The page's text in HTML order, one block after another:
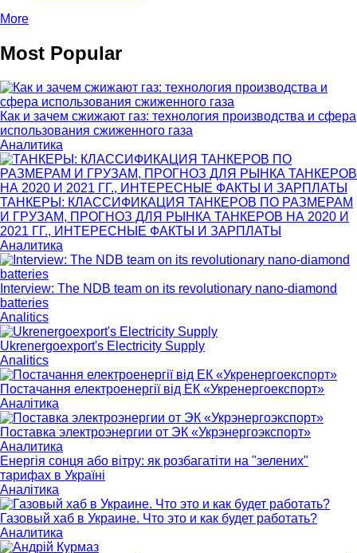
More
Most Popular
Как и зачем сжижают газ: технология производства и сфера
использования сжиженного газа
Аналитика
ТАНКЕРЫ: КЛАССИФИКАЦИЯ ТАНКЕРОВ ПО РАЗМЕРАМ
И ГРУЗАМ, ПРОГНОЗ ДЛЯ РЫНКА ТАНКЕРОВ НА 2020 И
2021 ГГ., ИНТЕРЕСНЫЕ ФАКТЫ И ЗАРПЛАТЫ
Аналитика
Interview: The NDB team on its revolutionary nano-diamond
batteries
Analitics
Ukrenergoexport's Electricity Supply
Analitics
Постачання електроенергії від ЕК «Укренергоекспорт»
Аналітика
Поставка электроэнергии от ЭК «Укрэнергоэкспорт»
Аналитика
Енергія сонця або вітру: як розбагатіти на "зелених"
тарифах в Україні
Аналітика
Газовый хаб в Украине. Что это и как будет работать?
Аналитика